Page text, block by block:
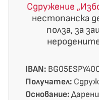
Сдружение
нестопанска
полза, за
IBAN:
Получател:
Основание: